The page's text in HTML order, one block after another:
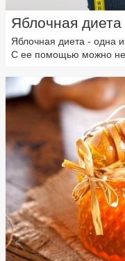
Яблочная диета
Яблочная диета - одна
С ее помощью можно не